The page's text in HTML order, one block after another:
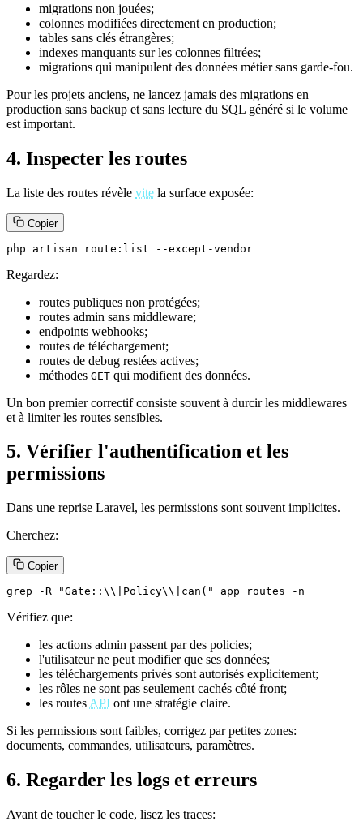
migrations non jouées;
colonnes modifiées directement en production;
tables sans clés étrangères;
indexes manquants sur les colonnes filtrées;
migrations qui manipulent des données métier sans garde-fou.
Pour les projets anciens, ne lancez jamais des migrations en
production sans backup et sans lecture du SQL généré si le volume
est important.
4. Inspecter les routes
La liste des routes révèle vite la surface exposée:
Copier
php artisan route:list --except-vendor
Regardez:
routes publiques non protégées;
routes admin sans middleware;
endpoints webhooks;
routes de téléchargement;
routes de debug restées actives;
méthodes GET qui modifient des données.
Un bon premier correctif consiste souvent à durcir les middlewares
et à limiter les routes sensibles.
5. Vérifier l'authentification et les
permissions
Dans une reprise Laravel, les permissions sont souvent implicites.
Cherchez:
Copier
grep -R "Gate::\\|Policy\\|can(" app routes -n
Vérifiez que:
les actions admin passent par des policies;
l'utilisateur ne peut modifier que ses données;
les téléchargements privés sont autorisés explicitement;
les rôles ne sont pas seulement cachés côté front;
les routes API ont une stratégie claire.
Si les permissions sont faibles, corrigez par petites zones:
documents, commandes, utilisateurs, paramètres.
6. Regarder les logs et erreurs
Avant de toucher le code, lisez les traces: